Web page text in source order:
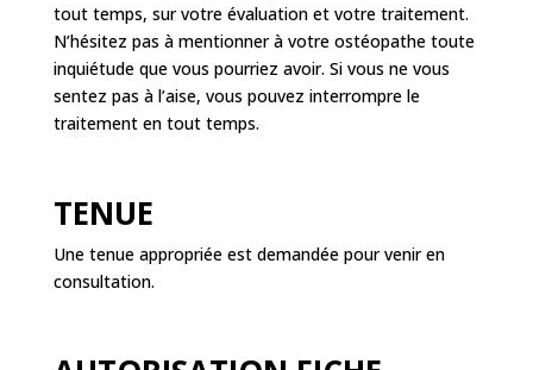
tout temps, sur votre évaluation et votre traitement.
N’hésitez pas à mentionner à votre ostéopathe toute
inquiétude que vous pourriez avoir. Si vous ne vous
sentez pas à l’aise, vous pouvez interrompre le
traitement en tout temps.
TENUE
Une tenue appropriée est demandée pour venir en
consultation.